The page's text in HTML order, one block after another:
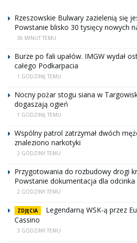
Rzeszowskie Bulwary zazielenią się
Powstanie blisko 30 tysięcy nowych
36 MINUT TEMU
Burze po fali upałów. IMGW wydał
całego Podkarpacia
1 GODZINĘ TEMU
Nocny pożar stogu siana w
dogaszają ogień
1 GODZINĘ TEMU
Wspólny patrol zatrzymał dwóch
znaleziono narkotyki
2 GODZINY TEMU
Przygotowania do rozbudowy drogi
Powstanie dokumentacja dla
2 GODZINY TEMU
ZDJĘCIA
Legendarną WSK-ą przez
Cassino
3 GODZINY TEMU